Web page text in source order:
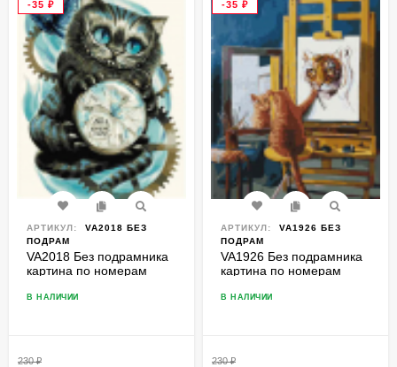
-35 ₽
АРТИКУЛ:
VA2018 БЕЗ
ПОДРАМ
VA2018 Без подрамника
картина по номерам
В НАЛИЧИИ
230₽
-35 ₽
АРТИКУЛ:
VA1926 БЕЗ
ПОДРАМ
VA1926 Без подрамника
картина по номерам
В НАЛИЧИИ
230₽